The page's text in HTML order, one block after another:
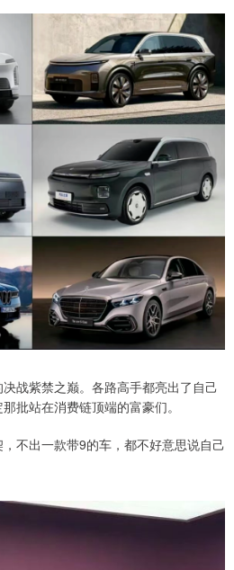
战紫禁之巅。各路高手都亮出了自己
批站在消费链顶端的富豪们。
不出一款带9的车，都不好意思说自己